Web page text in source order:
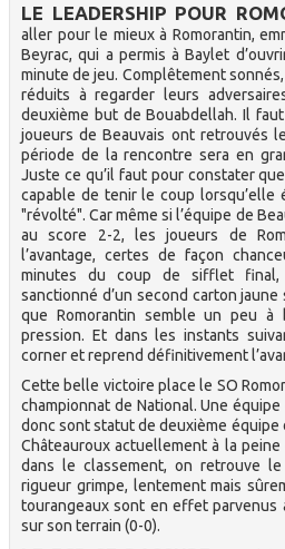
Brèves
LE LEADERSHIP POUR
aller pour le mieux à Romorantin,
Beyrac, qui a permis à Baylet
minute de jeu. Complêtement
réduits à regarder leurs
deuxième but de Bouabdellah. Il
joueurs de Beauvais ont retrouvés
période de la rencontre sera en
Juste ce qu’il faut pour constater
capable de tenir le coup lorsqu’elle
"révolté". Car même si l’équipe de
au score 2-2, les joueurs de
l’avantage, certes de façon
minutes du coup de sifflet
sanctionné d’un second carton jaune
que Romorantin semble un peu
pression. Et dans les instants
corner et reprend définitivement
Cette belle victoire place le SO
championnat de National. Une
donc sont statut de deuxième équipe
Châteauroux actuellement à la
dans le classement, on retrouve
rigueur grimpe, lentement mais
tourangeaux sont en effet parvenus
sur son terrain (0-0).